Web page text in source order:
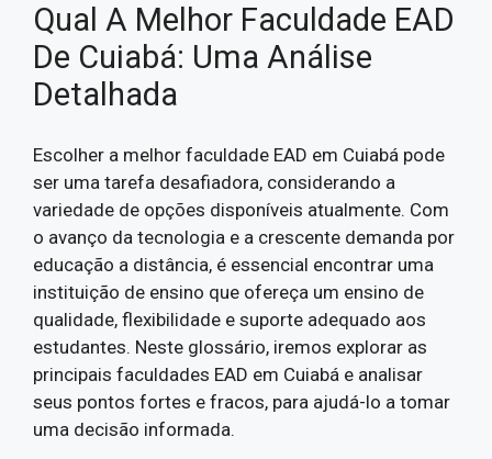
Qual A Melhor Faculdade EAD
De Cuiabá: Uma Análise
Detalhada
Escolher a melhor faculdade EAD em Cuiabá pode
ser uma tarefa desafiadora, considerando a
variedade de opções disponíveis atualmente. Com
o avanço da tecnologia e a crescente demanda por
educação a distância, é essencial encontrar uma
instituição de ensino que ofereça um ensino de
qualidade, flexibilidade e suporte adequado aos
estudantes. Neste glossário, iremos explorar as
principais faculdades EAD em Cuiabá e analisar
seus pontos fortes e fracos, para ajudá-lo a tomar
uma decisão informada.